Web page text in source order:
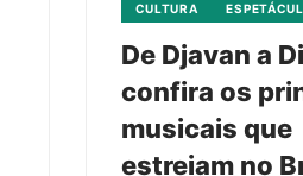
CULTURA
De Djavan a
confira os
musicais que
estreiam no